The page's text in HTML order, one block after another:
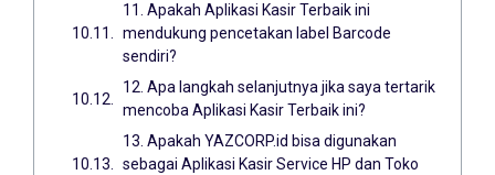
11. Apakah Aplikasi Kasir Terbaik ini
mendukung pencetakan label Barcode
sendiri?
12. Apa langkah selanjutnya jika saya tertarik
mencoba Aplikasi Kasir Terbaik ini?
13. Apakah YAZCORP.id bisa digunakan
sebagai Aplikasi Kasir Service HP dan Toko